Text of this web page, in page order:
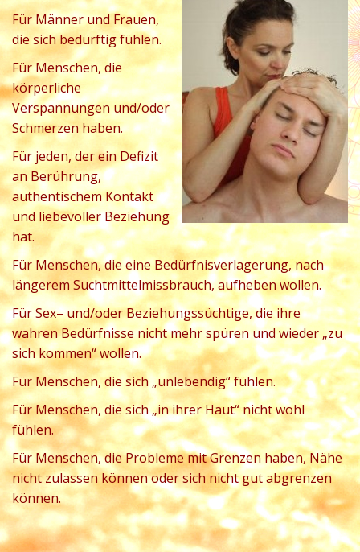
Für Männer und Frauen,
die sich bedürftig fühlen.
Für Menschen, die
körperliche
Verspannungen und/oder
Schmerzen haben.
Für jeden, der ein Defizit
an Berührung,
authentischem Kontakt
und liebevoller Beziehung
hat.
Für Menschen, die eine Bedürfnisverlagerung, nach
längerem Suchtmittelmissbrauch, aufheben wollen.
Für Sex– und/oder Beziehungssüchtige, die ihre
wahren Bedürfnisse nicht mehr spüren und wieder „zu
sich kommen“ wollen.
Für Menschen, die sich „unlebendig“ fühlen.
Für Menschen, die sich „in ihrer Haut“ nicht wohl
fühlen.
Für Menschen, die Probleme mit Grenzen haben, Nähe
nicht zulassen können oder sich nicht gut abgrenzen
können.